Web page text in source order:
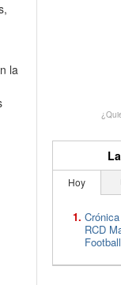
la
Hoy
RCD